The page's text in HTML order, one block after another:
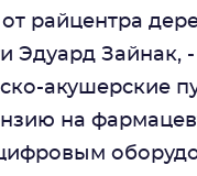
райцентра
Эдуард
акушерские
на